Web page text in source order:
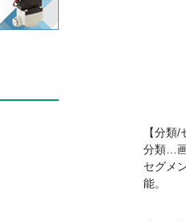
【分類
分類…
セグメ
能。